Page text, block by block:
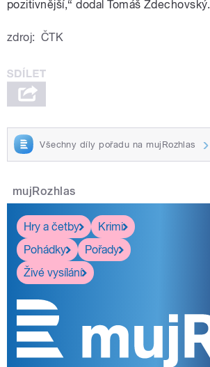
pozitivnější,“ dodal Tomáš Zdechovský.
zdroj: ČTK
Všechny díly pořadu na mujRozhlas
mujRozhlas
Hry a četby
Krimi
Pohádky
Pořady
Živé vysílání